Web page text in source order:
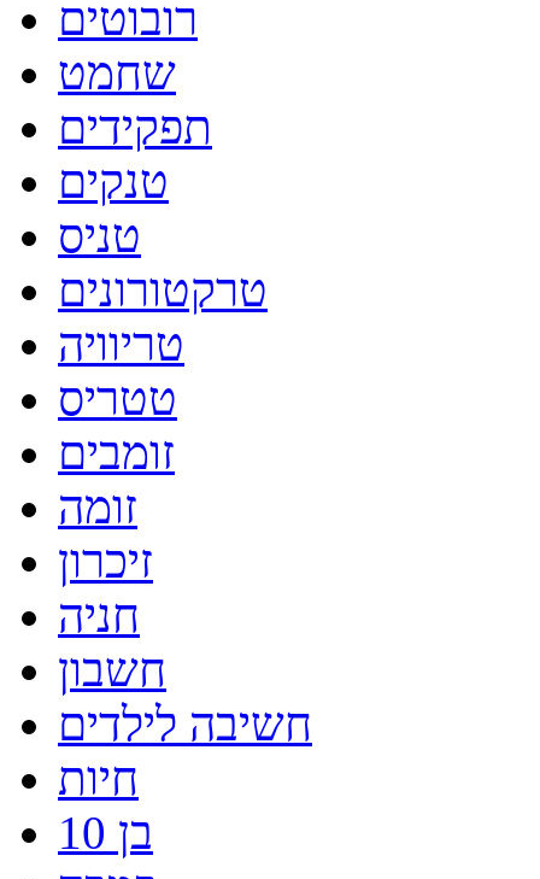
רובוטים
שחמט
תפקידים
טנקים
טניס
טרקטורונים
טריוויה
טטריס
זומבים
זומה
זיכרון
חניה
חשבון
חשיבה לילדים
חיות
בן 10